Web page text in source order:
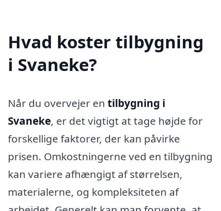
Hvad koster tilbygning
i Svaneke?
Når du overvejer en tilbygning i
Svaneke, er det vigtigt at tage højde for
forskellige faktorer, der kan påvirke
prisen. Omkostningerne ved en tilbygning
kan variere afhængigt af størrelsen,
materialerne, og kompleksiteten af